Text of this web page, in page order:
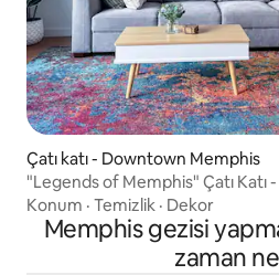
Çatı katı - Downtown Memphis
"Legends of Memphis" Çatı Katı
Birkaç Adım
Konum · Temizlik · Dekor
Memphis gezisi
zaman